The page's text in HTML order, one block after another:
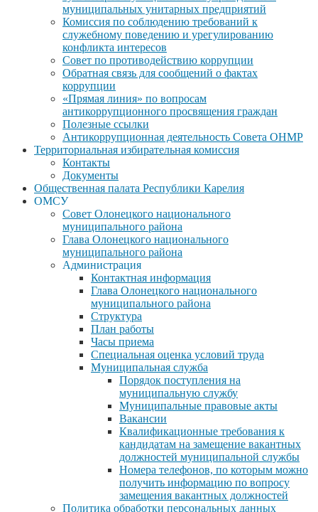
муниципальных унитарных предприятий
Комиссия по соблюдению требований к
служебному поведению и урегулированию
конфликта интересов
Совет по противодействию коррупции
Обратная связь для сообщений о фактах
коррупции
«Прямая линия» по вопросам
антикоррупционного просвящения граждан
Полезные ссылки
Антикоррупционная деятельность Совета ОНМР
Территориальная избирательная комиссия
Контакты
Документы
Общественная палата Республики Карелия
ОМСУ
Совет Олонецкого национального
муниципального района
Глава Олонецкого национального
муниципального района
Администрация
Контактная информация
Глава Олонецкого национального
муниципального района
Структура
План работы
Часы приема
Специальная оценка условий труда
Муниципальная служба
Порядок поступления на
муниципальную службу
Муниципальные правовые акты
Вакансии
Квалификационные требования к
кандидатам на замещение вакантных
должностей муниципальной службы
Номера телефонов, по которым можно
получить информацию по вопросу
замещения вакантных должностей
Политика обработки персональных данных